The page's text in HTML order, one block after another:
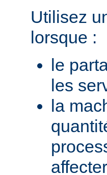
Utilisez
lorsque :
le
les
la